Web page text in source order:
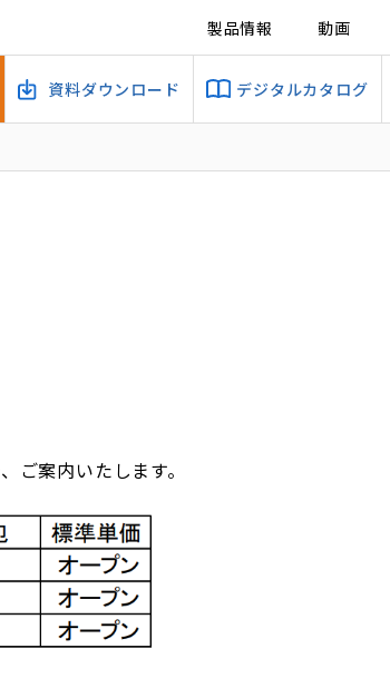
製品情報 動画
資料ダウンロード デジタルカタログ
ご案内いたします。